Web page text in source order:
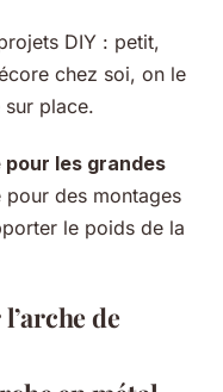
DIY : petit,
chez soi, on le
place.
les grandes
des montages
le poids de la
arche de